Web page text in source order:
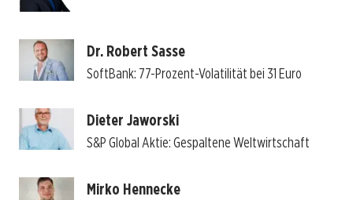
Dr. Robert Sasse
SoftBank: 77-Prozent-Volatilität bei 31 Euro
Dieter Jaworski
S&P Global Aktie: Gespaltene Weltwirtschaft
Mirko Hennecke